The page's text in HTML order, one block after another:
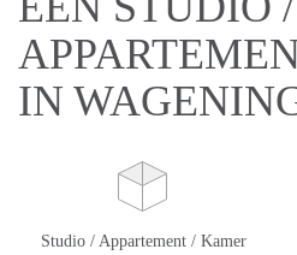
IN
Studio / Appartement / Kamer